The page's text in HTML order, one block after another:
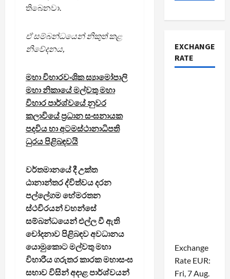
තිබෙනවා.
ඒ සම්බන්ධයෙන් නිකුත් කළ
නිවේදනය,
මහා විහාරවංශික ස්‍යාමෝපාලි
මහා නිකායේ මල්වතු මහා
විහාර පාර්ශ්වයේ නුවර
කලාවියේ ප්‍රධාන සංඝනායක
පදවිය හා අටමස්ථානාධිපති
ධුරය පිළිබඳවයි
වර්තමානයේ දී උක්ත
ඨානාන්තර ද්විත්වය දරන
පල්ලේගම හේමරතන
ස්ථවිරයන් වහන්සේ
සම්බන්ධයෙන් එල්ල වී ඇති
චෝදනාව පිළිබඳව අවධානය
යොමුකොට මල්වතු මහා
විහාරීය ගරුතර කාරක මහාසංඝ
සභාව විසින් අදාළ පාර්ශ්වයන්
EXCHANGE
RATE
Exchange
Rate EUR:
Fri, 7 Aug.